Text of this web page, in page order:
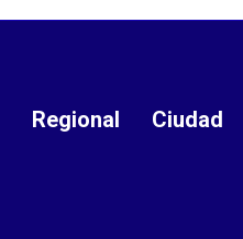
Regional Ciudad